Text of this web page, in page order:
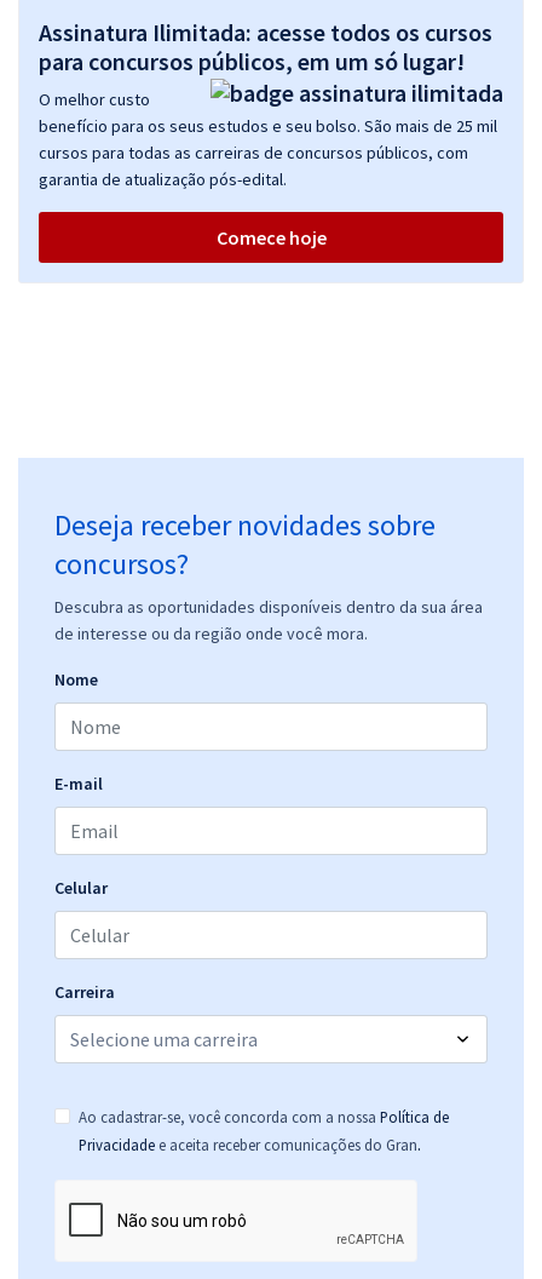
Assinatura Ilimitada: acesse todos os cursos
para concursos públicos, em um só lugar!
O melhor custo
benefício para os seus estudos e seu bolso. São mais de 25 mil
cursos para todas as carreiras de concursos públicos, com
garantia de atualização pós-edital.
Comece hoje
Deseja receber novidades sobre
concursos?
Descubra as oportunidades disponíveis dentro da sua área
de interesse ou da região onde você mora.
Nome
E-mail
Celular
Carreira
Ao cadastrar-se, você concorda com a nossa Política de
Privacidade e aceita receber comunicações do Gran.